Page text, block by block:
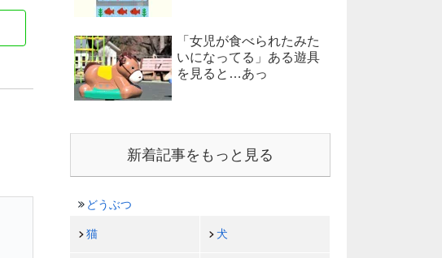
「女児が食べられたみた
いになってる」ある遊具
を見ると…あっ
新着記事をもっと見る
どうぶつ
猫 犬